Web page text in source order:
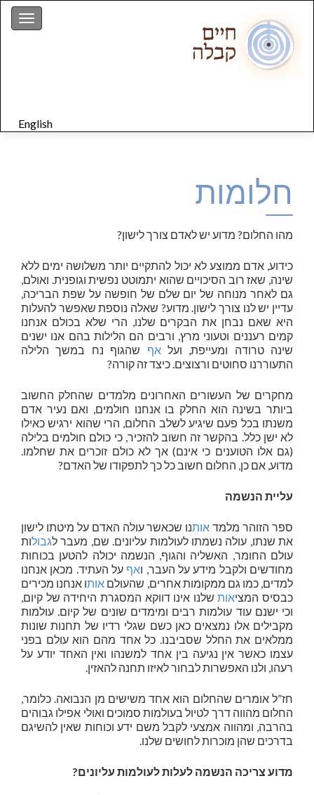
English
חלומות
מהו החלום? מדוע יש לאדם צורך לישון?
כידוע, אדם ממוצע לא יכול להתקיים יותר משלושה ימים ללא
שינה, שאז רוב הסיכויים שהוא יתמוטט נפשית וגופנית. ואולם,
גם לאחר מנוחה של יום שלם של חופשה על שפת הבריכה,
עדיין יש לנו צורך לישון. מדוע? שאלה נוספת שאפשר להעלות
היא שאם נבחן את הבקרים שלנו, הרי שלא בכולם אנחנו
קמים רעננים וטעוני מרץ, ורבים הם הלילות בהם אנו ישנים
שינה טרודה ומעייפת, ועלאף שהגוף נח במשך הלילה
התעוררנו סחוטים ורצוצים. כיצד זה קורה?
מחקרים של העשורים האחרונים מלמדים שהחלק החשוב
ביותר בשינה הוא החלק בו אנחנו חולמים, ואם נעיר אדם
משנתו בכל פעם שיגיע לשלב החלום, הרי שהוא ירגיש כאילו
לא ישן כלל. בהקשר זה חשוב להזכיר, כי כולם חולמים בלילה
(גם אלו הטוענים כי אינם) אך לא כולם זוכרים את שחלמו.
מדוע, אם כן, החלום חשוב כל כך לתפקודו של האדם?
עליית הנשמה
ספר הזוהר מלמד אותנו שכאשר עולה האדם על מיטתו לישון
את שנתו, עולה נשמתו לעולמות עליונים. שם, מעבר לגבולות
עולם החומר, האשליה והגוף, הנשמה יכולה להטען בכוחות
מחודשים ולקבל מידע על העבר, ואף על העתיד. מכאן אנחנו
למדים, כמו גם ממקומות אחרים, שהעולם אותו אנחנו מכירים
כבסיס המציאותשלנו אינו דווקא המסגרת היחידה של קיום,
וכי ישנם עוד עולמות רבים ומימדים שונים של קיום. עולמות
מקבילים אלו נמצאים כאן כשם שגלי רדיו של תחנות שונות
ממלאים את החלל שסביבנו. כל אחד מהם הוא עולם בפני
עצמו כאשר אין נגיעה בין אחד למשנהו ואין האחד יודע על
רעהו, ולנו האפשרות לבחור לאיזו תחנה להאזין.
חז”ל אומרים שהחלום הוא אחד משישים מן הנבואה. כלומר,
החלום מהווה דרך לטיול בעולמות סמוכים ואולי אפילו גבוהים
בהרבה, ומהווה אמצעי לקבל משם ידע וכוחות שאין להשיגם
בדרכים שהן מוכרות לחושים שלנו.
מדוע צריכה הנשמה לעלות לעולמות עליונים?